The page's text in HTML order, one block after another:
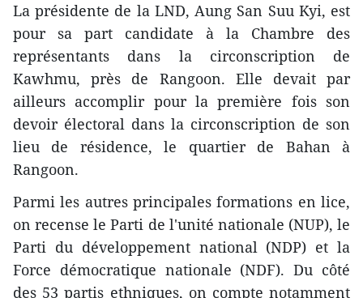
La présidente de la LND, Aung San Suu Kyi, est
pour sa part candidate à la Chambre des
représentants dans la circonscription de
Kawhmu, près de Rangoon. Elle devait par
ailleurs accomplir pour la première fois son
devoir électoral dans la circonscription de son
lieu de résidence, le quartier de Bahan à
Rangoon.
Parmi les autres principales formations en lice,
on recense le Parti de l'unité nationale (NUP), le
Parti du développement national (NDP) et la
Force démocratique nationale (NDF). Du côté
des 53 partis ethniques, on compte notamment